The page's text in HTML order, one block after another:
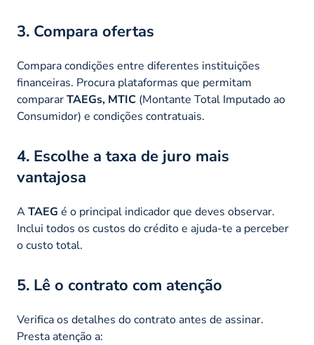
3. Compara ofertas
Compara condições entre diferentes instituições
financeiras. Procura plataformas que permitam
compararTAEGs, MTIC (Montante Total Imputado ao
Consumidor) e condições contratuais.
4. Escolhe a taxa de juro mais
vantajosa
ATAEG é o principal indicador que deves observar.
Inclui todos os custos do crédito e ajuda-te a perceber
o custo total.
5. Lê o contrato com atenção
Verifica os detalhes do contrato antes de assinar.
Presta atenção a: